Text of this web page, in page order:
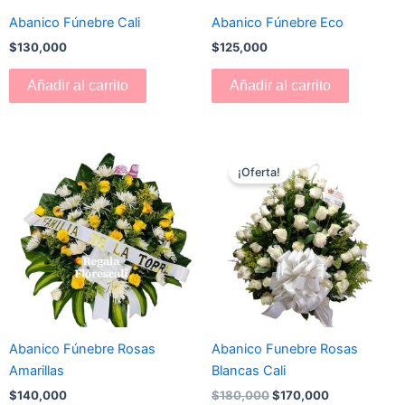
Abanico Fúnebre Cali
$130,000
Añadir al carrito
Abanico Fúnebre Eco
$125,000
Añadir al carrito
Abanico Fúnebre Rosas
Amarillas
$140,000
¡Oferta!
Abanico Funebre Rosas
Blancas Cali
$180,000
precio
original
era:
$180,000.
$170,000
es:
$170,000.